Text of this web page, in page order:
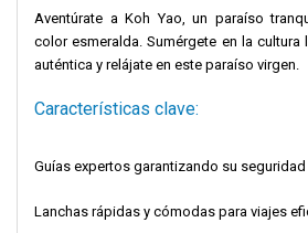
Aventúrate a Koh Yao, un paraíso
color esmeralda. Sumérgete en la
auténtica y relájate en este paraíso virgen.
Características clave:
Guías expertos garantizando su
Lanchas rápidas y cómodas para viajes